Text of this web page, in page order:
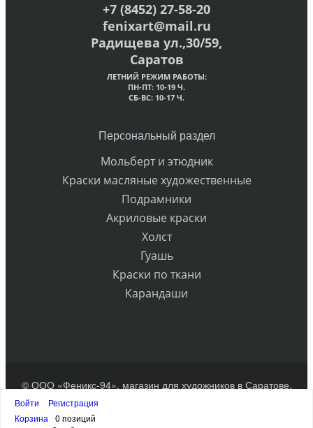
+7 (8452) 27-58-20
fenixart@mail.ru
Радищева ул.,30/59,
Саратов
ЛЕТНИЙ РЕЖИМ РАБОТЫ:
ПН-ПТ: 10-19 Ч.
СБ-ВС: 10-17 Ч.
Персональный раздел
Мольберт и этюдник
Краски масляные художественные
Подрамники
Акриловые краски
Холст
Гуашь
Краски по ткани
Карандаши
© ООО «Феникс-94», магазин для художников в Саратове.
Войти
Регистрация
Корзина
0 позиций